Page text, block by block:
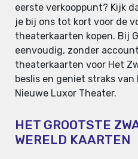
eerste verkooppunt? Kijk
je bij ons tot kort voor de
theaterkaarten kopen. Bij
eenvoudig, zonder
theaterkaarten voor Het
beslis en geniet straks van
Nieuwe Luxor Theater.
HET GROOTSTE
WERELD KAARTEN